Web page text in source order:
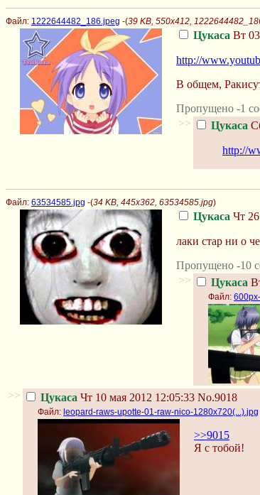
Файл: 1222644482_186.jpeg -(39 KB, 550x412,
Цукаса Вт
http://
В общем,
Пропущено -1
>>
Цукаса
http://
Файл: 63534585.jpg -(34 KB, 445x362, 63534585.jpg)
Цукаса Чт
лаки стар ни о
Пропущено -10
>>
Цукаса
Файл:
>> Цукаса Чт 10 мая 2012 12:05:33 No.9018
Файл: leopard-raws-upotte-01-raw-nico-1280x720(...).jpg
>>9015
Я с тобой!